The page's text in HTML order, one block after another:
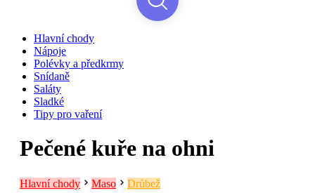
Hlavní chody
Nápoje
Polévky a předkrmy
Snídaně
Saláty
Sladké
Tipy pro vaření
Pečené kuře na ohni
Hlavní chody Maso Drůbež